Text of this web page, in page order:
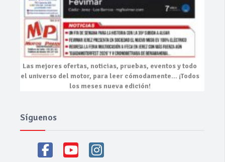
Las mejores ofertas, noticias, pruebas, eventosy todo
el universo del motor, para leer cómodamente… ¡Todos
los meses nueva edición!
Síguenos